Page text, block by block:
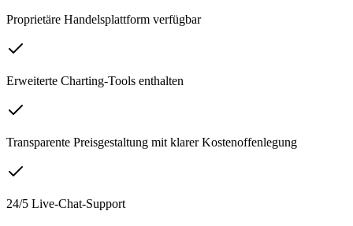
Proprietäre Handelsplattform verfügbar
Erweiterte Charting-Tools enthalten
Transparente Preisgestaltung mit klarer Kostenoffenlegung
24/5 Live-Chat-Support